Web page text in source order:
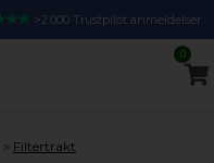
>2.000 Trustpilot anmeldelser
0
» Filtertrakt